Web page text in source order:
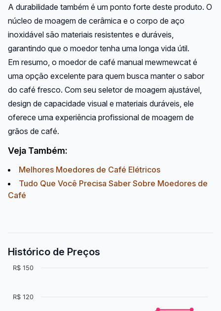
A durabilidade também é um ponto forte deste produto. O
núcleo de moagem de cerâmica e o corpo de aço
inoxidável são materiais resistentes e duráveis,
garantindo que o moedor tenha uma longa vida útil.
Em resumo, o moedor de café manual mewmewcat é
uma opção excelente para quem busca manter o sabor
do café fresco. Com seu seletor de moagem ajustável,
design de capacidade visual e materiais duráveis, ele
oferece uma experiência profissional de moagem de
grãos de café.
Veja Também:
Melhores Moedores de Café Elétricos
Tudo Que Você Precisa Saber Sobre Moedores de
Café
Histórico de Preços
R$ 120
R$ 150